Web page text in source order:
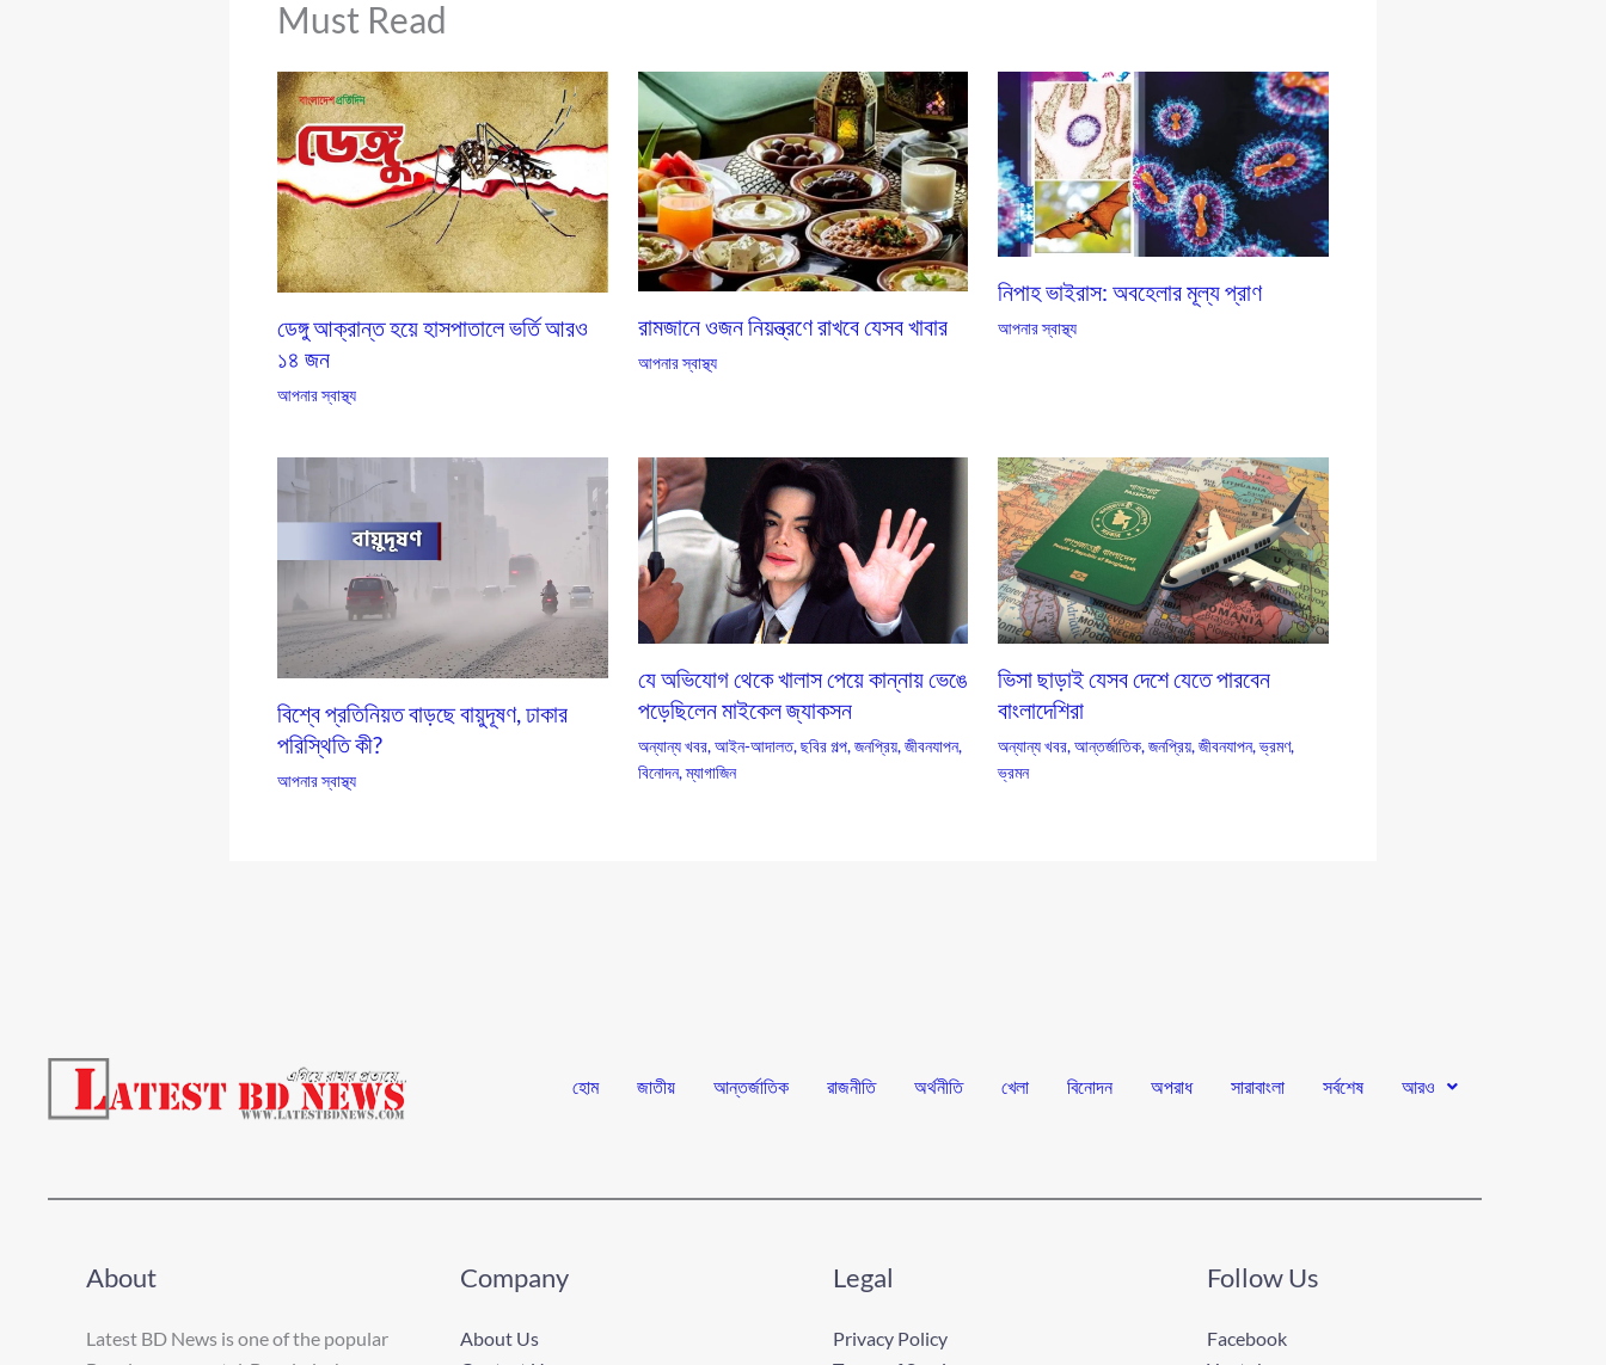
Must Read
ডেঙ্গু আক্রান্ত হয়ে হাসপাতালে ভর্তি আরও
১৪ জন
আপনার স্বাস্থ্য
রামজানে ওজন নিয়ন্ত্রণে রাখবে যেসব খাবার
আপনার স্বাস্থ্য
নিপাহ ভাইরাস: অবহেলার মূল্য প্রাণ
আপনার স্বাস্থ্য
বিশ্বে প্রতিনিয়ত বাড়ছে বায়ুদূষণ, ঢাকার
পরিস্থিতি কী?
আপনার স্বাস্থ্য
যে অভিযোগ থেকে খালাস পেয়ে কান্নায় ভেঙে
পড়েছিলেন মাইকেল জ্যাকসন
অন্যান্য খবর,আইন-আদালত,ছবির গল্প,জনপ্রিয়,জীবনযাপন,
বিনোদন,ম্যাগাজিন
ভিসা ছাড়াই যেসব দেশে যেতে পারবেন
বাংলাদেশিরা
অন্যান্য খবর,আন্তর্জাতিক,জনপ্রিয়,জীবনযাপন,ভ্রমণ,
ভ্রমন
হোম জাতীয় আন্তর্জাতিক রাজনীতি অর্থনীতি খেলা বিনোদন অপরাধ সারাবাংলা সর্বশেষ আরও
About
Latest BD News is one of the popular
Company
About Us
Legal
Privacy Policy
Follow Us
Facebook